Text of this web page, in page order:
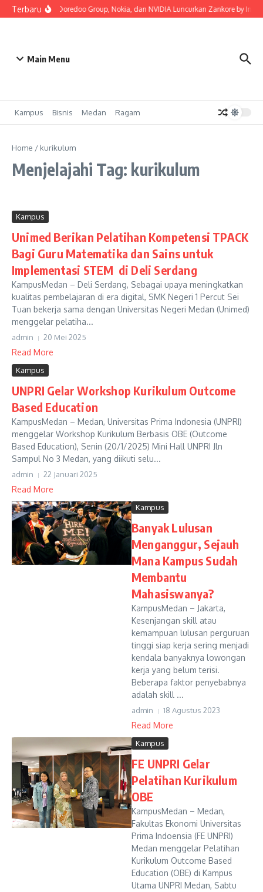
Lewati ke konten
TerbaruIndosat, Ooredoo Group, Nokia, dan NVIDIA Luncurkan Zankore by
Main Menu
Kampus Bisnis Medan Ragam
Home / kurikulum
Menjelajahi Tag: kurikulum
Kampus
Unimed Berikan Pelatihan Kompetensi TPACK
Bagi Guru Matematika dan Sains untuk
Implementasi STEM di Deli Serdang
KampusMedan – Deli Serdang, Sebagai upaya meningkatkan
kualitas pembelajaran di era digital, SMK Negeri 1 Percut Sei
Tuan bekerja sama dengan Universitas Negeri Medan (Unimed)
menggelar pelatiha...
admin 20 Mei 2025
Read More
Kampus
UNPRI Gelar Workshop Kurikulum Outcome
Based Education
KampusMedan – Medan, Universitas Prima Indonesia (UNPRI)
menggelar Workshop Kurikulum Berbasis OBE (Outcome
Based Education), Senin (20/1/2025) Mini Hall UNPRI Jln
Sampul No 3 Medan, yang diikuti selu...
admin 22 Januari 2025
Read More
Kampus
Banyak Lulusan
Menganggur, Sejauh
Mana Kampus Sudah
Membantu
Mahasiswanya?
KampusMedan – Jakarta,
Kesenjangan skill atau
kemampuan lulusan perguruan
tinggi siap kerja sering menjadi
kendala banyaknya lowongan
kerja yang belum terisi.
Beberapa faktor penyebabnya
adalah skill ...
admin 18 Agustus 2023
Read More
Kampus
FE UNPRI Gelar
Pelatihan Kurikulum
OBE
KampusMedan – Medan,
Fakultas Ekonomi Universitas
Prima Indoensia (FE UNPRI)
Medan menggelar Pelatihan
Kurikulum Outcome Based
Education (OBE) di Kampus
Utama UNPRI Medan, Sabtu